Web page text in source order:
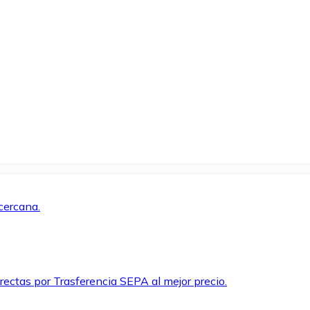
por Trasferencia SEPA al mejor precio.